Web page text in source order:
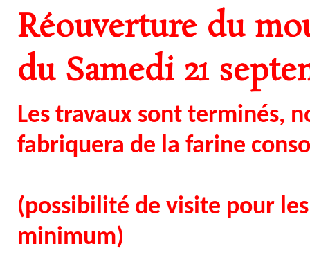
Réouverture du
du Samedi 21
Les travaux sont terminés,
fabriquera de la farine
(possibilité de visite pour
minimum)